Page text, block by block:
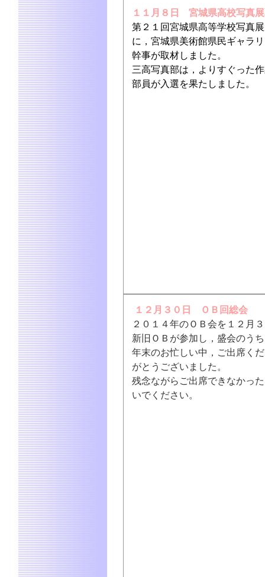
１１月８日 宮城県高校写真
第２１回宮城県高等学校写真
に，宮城県美術館県民ギャラ
幹事が取材しました。
三高写真部は，よりすぐった
部員が入選を果たしました。
１２月３０日 ＯＢ回総会
２０１４年のＯＢ会を１２月
新旧ＯＢが参加し，盛会のう
年末のお忙しい中，ご出席く
がとうございました。
残念ながらご出席できなかっ
いでください。